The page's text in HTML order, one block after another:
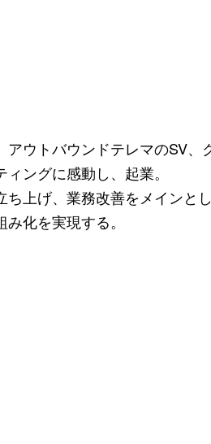
アウトバウンドテレマのSV
ングに感動し、起業。
ち上げ、業務改善をメインと
化を実現する。